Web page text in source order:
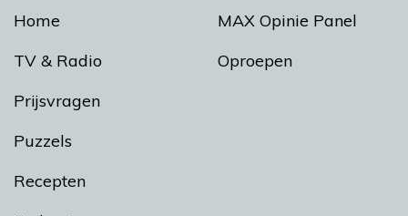
Home
TV & Radio
Prijsvragen
Puzzels
Recepten
MAX Opinie Panel
Oproepen